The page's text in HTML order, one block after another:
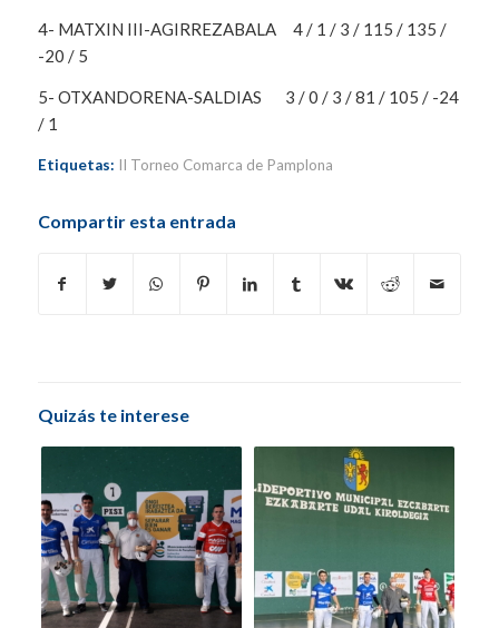
4- MATXIN III-AGIRREZABALA 4 / 1 / 3 / 115 / 135 /
-20 / 5
5- OTXANDORENA-SALDIAS 3 / 0 / 3 / 81 / 105 / -24
/ 1
Etiquetas: II Torneo Comarca de Pamplona
Compartir esta entrada
Quizás te interese